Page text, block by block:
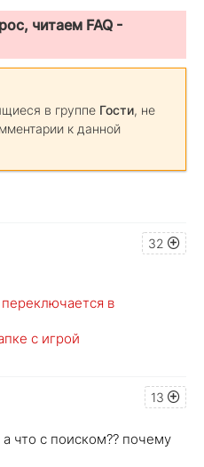
читаем FAQ -
в группе Гости, не
к данной
32
в
с игрой
13
что с поиском?? почему